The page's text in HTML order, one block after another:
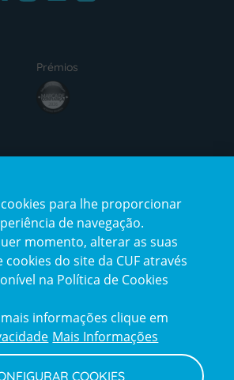
Prémios
award4
certification2certification3
Reclamações
e
elogios
para lhe proporcionar
de navegação.
momento, alterar as suas
do site da CUF através
na Política de Cookies
informações clique em
Mais Informações
COOKIES